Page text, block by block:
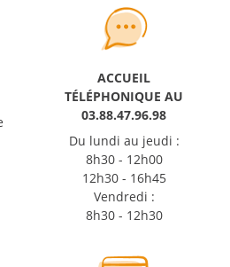
ACCUEIL
TÉLÉPHONIQUE AU
03.88.47.96.98
Du lundi au jeudi :
8h30 - 12h00
12h30 - 16h45
Vendredi :
8h30 - 12h30